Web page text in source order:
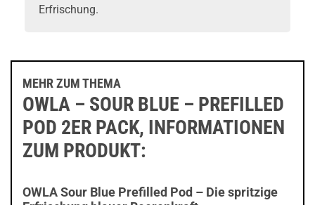
Erfrischung.
MEHR ZUM THEMA
OWLA – SOUR BLUE – PREFILLED
POD 2ER PACK, INFORMATIONEN
ZUM PRODUKT:
OWLA Sour Blue Prefilled Pod – Die spritzige